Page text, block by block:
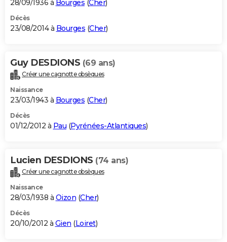
28/09/1936 à Bourges (Cher)
Décès
23/08/2014 à Bourges (Cher)
Guy DESDIONS (69 ans)
Créer une cagnotte obsèques
Naissance
23/03/1943 à Bourges (Cher)
Décès
01/12/2012 à Pau (Pyrénées-Atlantiques)
Lucien DESDIONS (74 ans)
Créer une cagnotte obsèques
Naissance
28/03/1938 à Oizon (Cher)
Décès
20/10/2012 à Gien (Loiret)